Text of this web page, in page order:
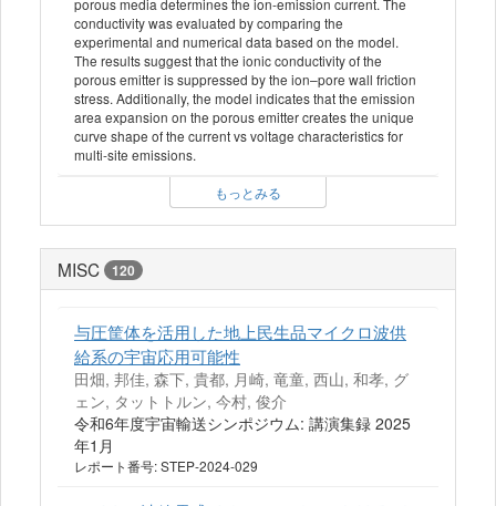
conductivity was evaluated by comparing the
experimental and numerical data based on the model.
The results suggest that the ionic conductivity of the
porous emitter is suppressed by the ion–pore wall friction
stress. Additionally, the model indicates that the emission
area expansion on the porous emitter creates the unique
curve shape of the current vs voltage characteristics for
multi-site emissions.
もっとみる
MISC 120
与圧筐体を活用した地上民生品マイクロ波供
給系の宇宙応用可能性
田畑, 邦佳, 森下, 貴都, 月崎, 竜童, 西山, 和孝, グ
ェン, タットトルン, 今村, 俊介
令和6年度宇宙輸送シンポジウム: 講演集録 2025
年1月
レポート番号: STEP-2024-029